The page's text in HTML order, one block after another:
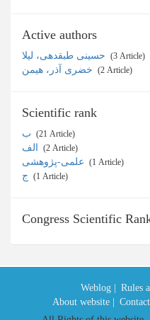
Active authors
‎ (3 Article)
‎ (2 Article)
Scientific rank
‎ (21 Article)
‎ (2 Article)
‎ (1 Article)
‎ (1 Article)
Congress Scientific
Weblog | Rules
About website |
Contact